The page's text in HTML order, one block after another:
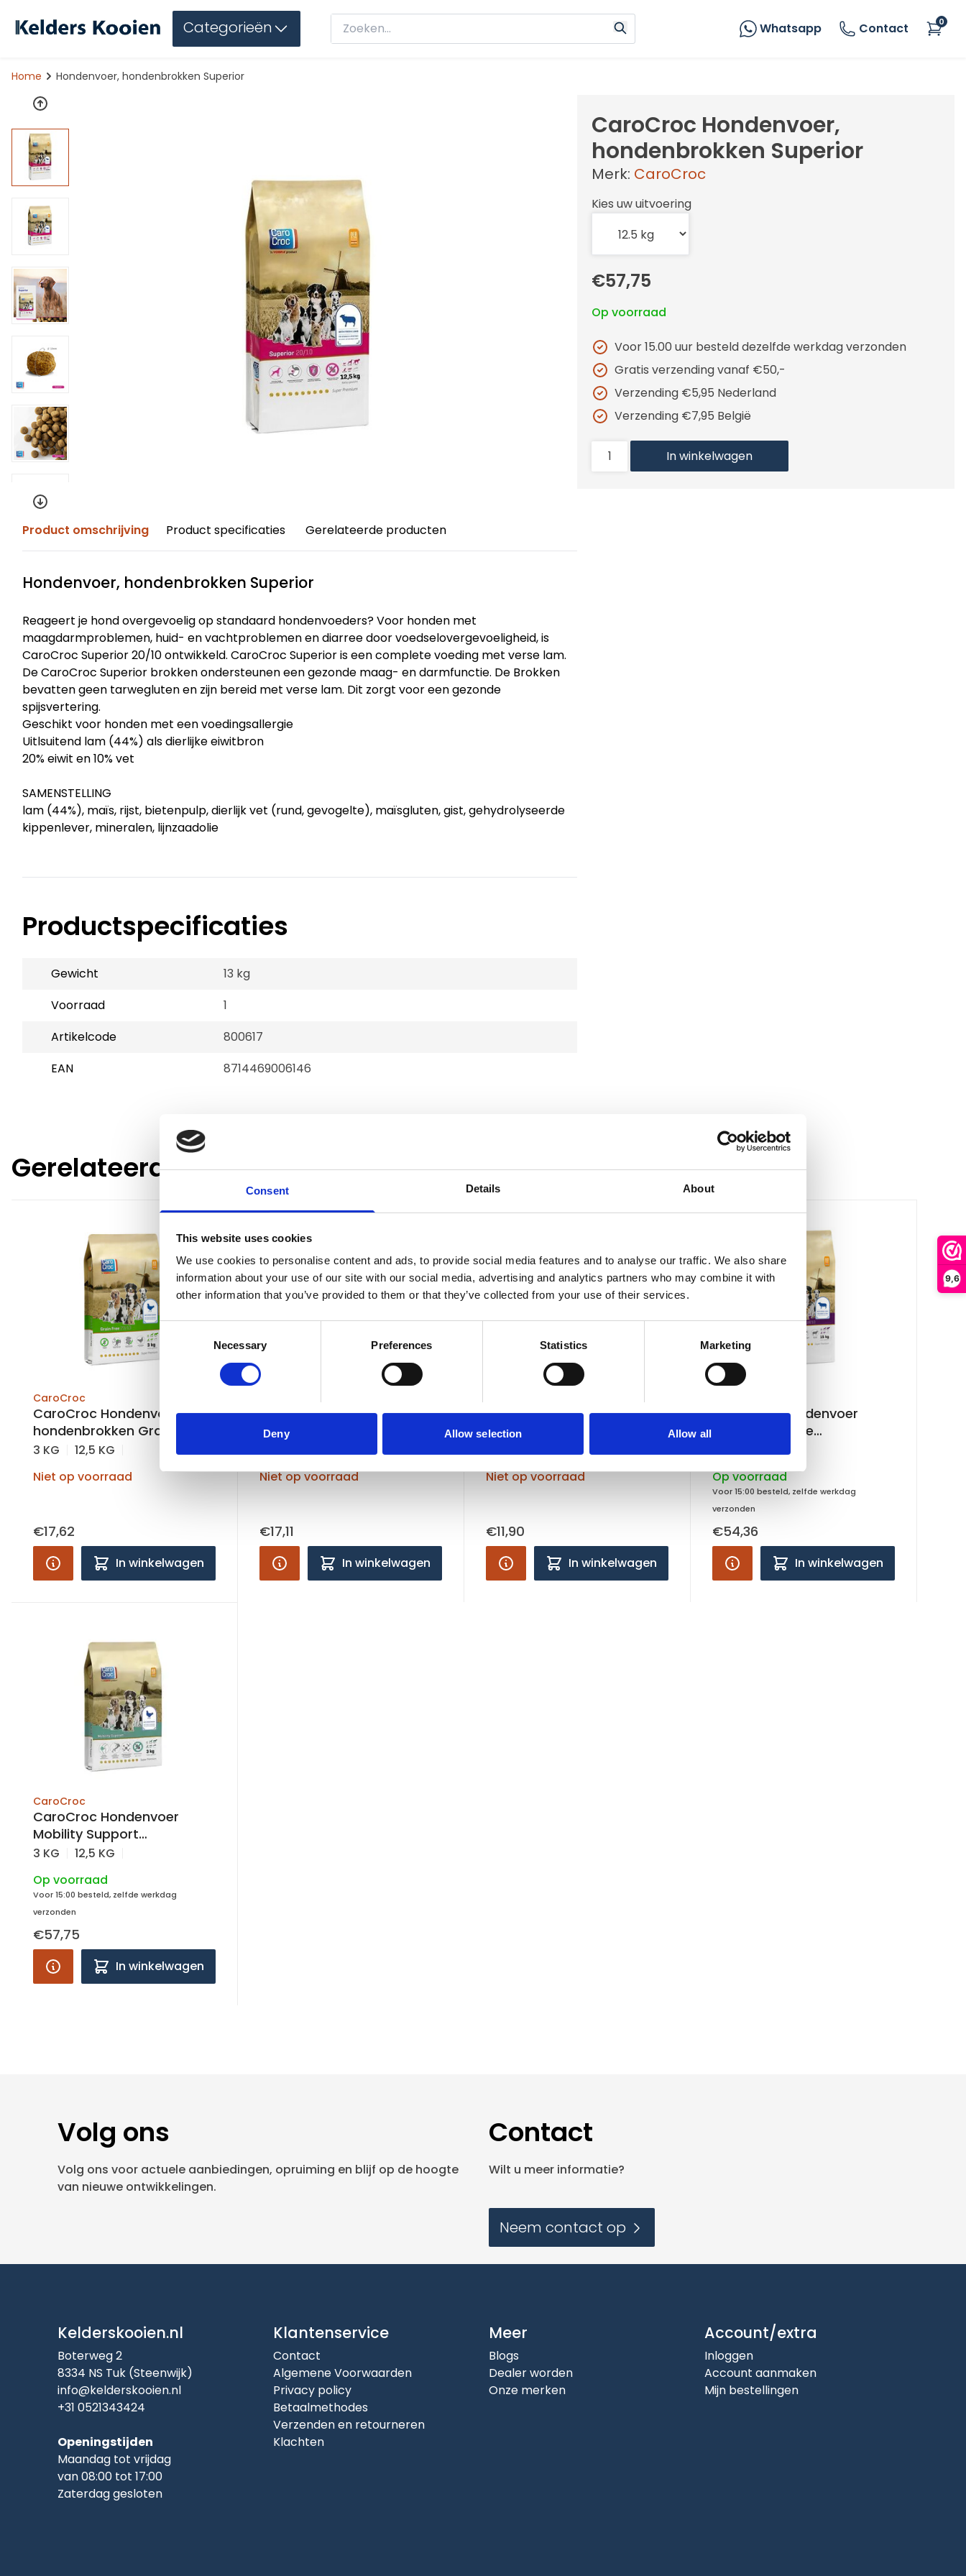
Consent Details About
This website uses cookies
We use cookies to personalise content and ads, to provide social media features and to analyse our traffic. We also share
information about your use of our site with our social media, advertising and analytics partners who may combine it with
other information that you’ve provided to them or that they’ve collected from your use of their services.
Consent
Necessary Preferences Statistics Marketing
Deny Allow selection Allow all
9,6
Categorieën Whatsapp Contact 0
Home Hondenvoer, hondenbrokken Superior
Product omschrijving Product specificaties Gerelateerde producten
Hondenvoer, hondenbrokken Superior
Reageert je hond overgevoelig op standaard hondenvoeders? Voor honden met
maagdarmproblemen, huid- en vachtproblemen en diarree door voedselovergevoeligheid, is
CaroCroc Superior 20/10 ontwikkeld. CaroCroc Superior is een complete voeding met verse lam.
De CaroCroc Superior brokken ondersteunen een gezonde maag- en darmfunctie. De Brokken
bevatten geen tarwegluten en zijn bereid met verse lam. Dit zorgt voor een gezonde
spijsvertering.
Geschikt voor honden met een voedingsallergie
Uitlsuitend lam (44%) als dierlijke eiwitbron
20% eiwit en 10% vet
SAMENSTELLING
lam (44%), maïs, rijst, bietenpulp, dierlijk vet (rund, gevogelte), maïsgluten, gist, gehydrolyseerde
kippenlever, mineralen, lijnzaadolie
Productspecificaties
Gewicht
13 kg
Voorraad
1
Artikelcode
800617
EAN
8714469006146
CaroCroc Hondenvoer,
hondenbrokken Superior
Merk: CaroCroc
Kies uw uitvoering
€57,75
Op voorraad
Voor 15.00 uur besteld dezelfde werkdag verzonden
Gratis verzending vanaf €50,-
Verzending €5,95 Nederland
Verzending €7,95 België
In winkelwagen
Gerelateerde producten
CaroCroc
CaroCroc Hondenvoer,
hondenbrokken Graan vrij
3 KG
12,5 KG
Niet op voorraad
€17,62
In winkelwagen
CaroCroc Hondenvoer,
hondenbrokken Skin
Niet op voorraad
€17,11
In winkelwagen
CaroCroc Hondenvoer,
Niet op voorraad
€11,90
In winkelwagen
CaroCroc Hondenvoer
Senior Sensitive
hondenbrokken
Op voorraad
Voor 15:00 besteld, zelfde werkdag
verzonden
€54,36
In winkelwagen
CaroCroc
CaroCroc Hondenvoer
Mobility Support
hondenbrokken
3 KG
12,5 KG
Op voorraad
Voor 15:00 besteld, zelfde werkdag
verzonden
€57,75
In winkelwagen
Volg ons
Volg ons voor actuele aanbiedingen, opruiming en blijf op de hoogte
van nieuwe ontwikkelingen.
Contact
Wilt u meer informatie?
Neem contact op
Kelderskooien.nl
Boterweg 2
8334 NS Tuk (Steenwijk)
info@kelderskooien.nl
+31 0521343424
Openingstijden
Maandag tot vrijdag
van 08:00 tot 17:00
Zaterdag gesloten
Klantenservice
Contact
Algemene Voorwaarden
Privacy policy
Betaalmethodes
Verzenden en retourneren
Klachten
Meer
Blogs
Dealer worden
Onze merken
Account/extra
Inloggen
Account aanmaken
Mijn bestellingen